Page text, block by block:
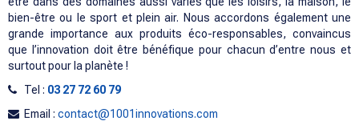
bien-être ou le sport et plein air. Nous accordons également une
grande importance aux produits éco-responsables, convaincus
que l’innovation doit être bénéfique pour chacun d’entre nous et
surtout pour la planète !
Tel : 03 27 72 60 79
Email : contact@1001innovations.com